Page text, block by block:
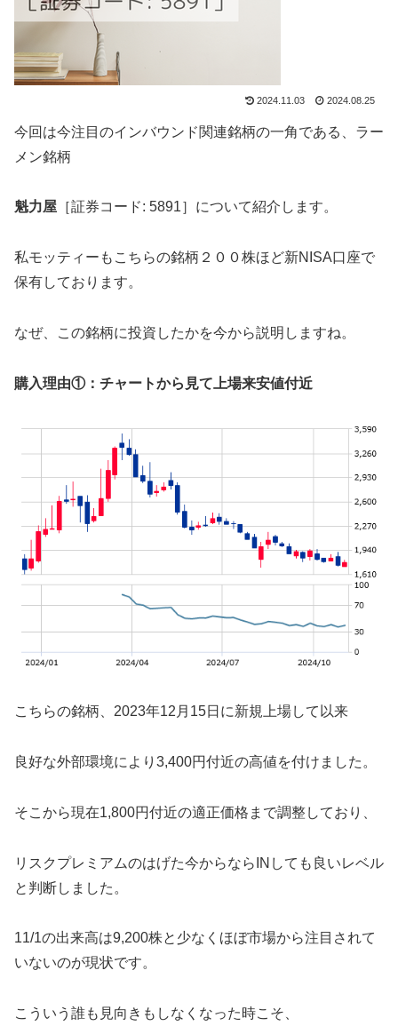
2024.11.03 2024.08.25
今回は今注目のインバウンド関連銘柄の一角である、ラー
メン銘柄
魁力屋 ［証券コード: 5891］について紹介します。
私モッティーもこちらの銘柄２００株ほど新NISA口座で
保有しております。
なぜ、この銘柄に投資したかを今から説明しますね。
購入理由①：チャートから見て上場来安値付近
こちらの銘柄、2023年12月15日に新規上場して以来
良好な外部環境により3,400円付近の高値を付けました。
そこから現在1,800円付近の適正価格まで調整しており、
リスクプレミアムのはげた今からならINしても良いレベル
と判断しました。
11/1の出来高は9,200株と少なくほぼ市場から注目されて
いないのが現状です。
こういう誰も見向きもしなくなった時こそ、